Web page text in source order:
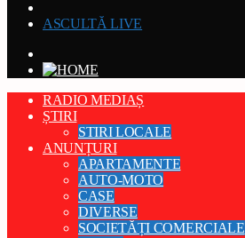
ASCULTĂ LIVE
RADIO MEDIAȘ
ȘTIRI
STIRI LOCALE
ANUNȚURI
APARTAMENTE
AUTO-MOTO
CASE
DIVERSE
SOCIETĂȚI COMERCIALE